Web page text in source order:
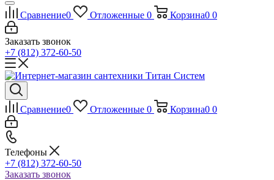
Сравнение0 Отложенные 0 Корзина0 0
Заказать звонок
+7 (812) 372-60-50
Сравнение0 Отложенные 0 Корзина0 0
Телефоны
+7 (812) 372-60-50
Заказать звонок